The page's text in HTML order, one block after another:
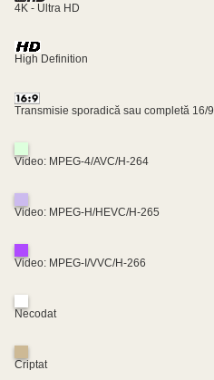
4K - Ultra HD
High Definition
Transmisie sporadică sau completă 16/9
Video: MPEG-4/AVC/H-264
Video: MPEG-H/HEVC/H-265
Video: MPEG-I/VVC/H-266
Necodat
Criptat